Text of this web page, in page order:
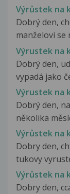
Výrůstek na
Dobrý den,
manželovi se
Výrustek na
Dobrý den,
vypadá jako
Výrustek na
Dobrý den,
několika
Výrůstek na
Dobry den,
tukovy
Výrůstek na
Dobry den,